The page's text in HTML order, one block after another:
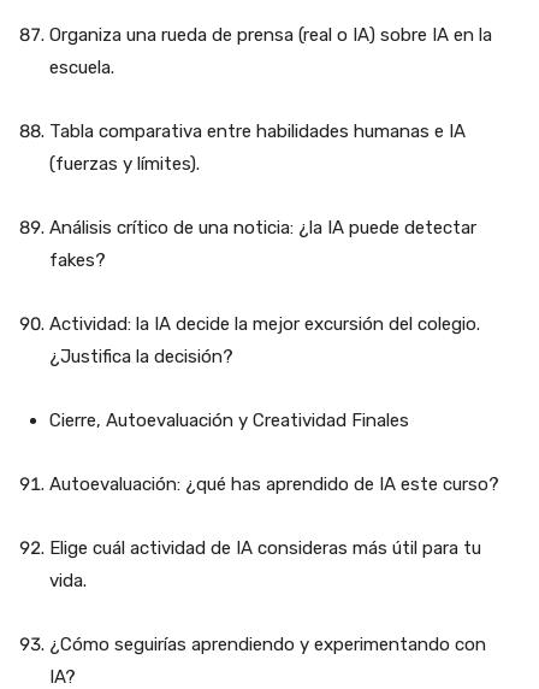
Organiza una rueda de prensa (real o IA) sobre IA en la
escuela.
Tabla comparativa entre habilidades humanas e IA
(fuerzas y límites).
Análisis crítico de una noticia: ¿la IA puede detectar
fakes?
Actividad: la IA decide la mejor excursión del colegio.
¿Justifica la decisión?
Cierre, Autoevaluación y Creatividad Finales
Autoevaluación: ¿qué has aprendido de IA este curso?
Elige cuál actividad de IA consideras más útil para tu
vida.
¿Cómo seguirías aprendiendo y experimentando con
IA?